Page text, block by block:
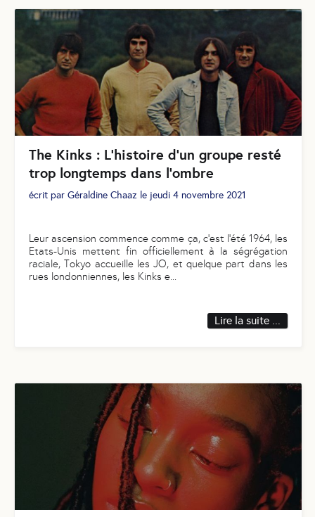
The Kinks : L’histoire d’un groupe resté
trop longtemps dans l’ombre
écrit par Géraldine Chaaz le jeudi 4 novembre 2021
Leur ascension commence comme ça, c’est l'été 1964, les
Etats-Unis mettent fin officiellement à la ségrégation
raciale, Tokyo accueille les JO, et quelque part dans les
rues londonniennes, les Kinks e
Lire la suite ...